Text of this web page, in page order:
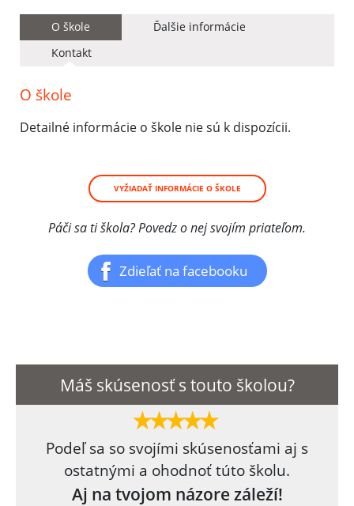
O škole
Ďalšie informácie
Kontakt
O škole
Detailné informácie o škole nie sú k dispozícii.
VYŽIADAŤ INFORMÁCIE O ŠKOLE
Páči sa ti škola? Povedz o nej svojím priateľom.
Zdieľať na facebooku
Máš skúsenosť s touto školou?
Podeľ sa so svojími skúsenosťami aj s
ostatnými a ohodnoť túto školu.
Aj na tvojom názore záleží!